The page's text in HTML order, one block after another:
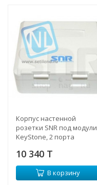
Корпус настенной
розетки SNR под модули
KeyStone, 2 порта
10 340 T
В корзину